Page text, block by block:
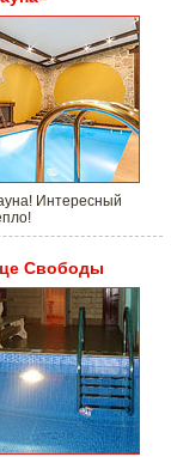
Интересный
Свободы